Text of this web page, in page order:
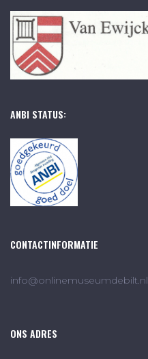
ANBI STATUS:
CONTACTINFORMATIE
info@onlinemuseumdebilt.nl
ONS ADRES